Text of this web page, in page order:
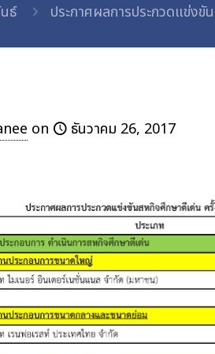
ธ์ ประกาศผลการประกวดแข่ง
on ธันวาคม 26, 2017